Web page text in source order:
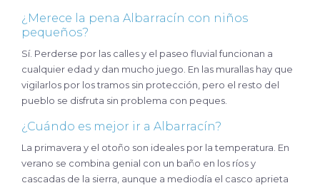
¿Merece la pena Albarracín con niños
pequeños?
Sí. Perderse por las calles y el paseo fluvial funcionan a
cualquier edad y dan mucho juego. En las murallas hay que
vigilarlos por los tramos sin protección, pero el resto del
pueblo se disfruta sin problema con peques.
¿Cuándo es mejor ir a Albarracín?
La primavera y el otoño son ideales por la temperatura. En
verano se combina genial con un baño en los ríos y
cascadas de la sierra, aunque a mediodía el casco aprieta